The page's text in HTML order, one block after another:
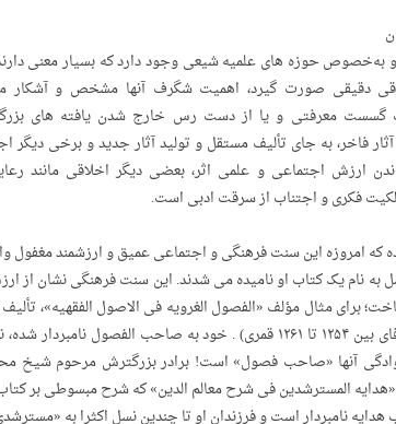
دقیقی صورت گیرد، اهمیت شگرف آنها مشخص و
گسست معرفتی و یا از دست­ رس خارج شدن یافته های
فاخر، به جای تألیف مستقل و تولید آثار جدید و برخی دیگر
ارزش اجتماعی و علمی اثر، بعضی دیگر اخلاقی مانند
فکری و اجتناب از سرقت ادبی است.
که امروزه این سنت فرهنگی و اجتماعی عمیق و ارزشمند مغفول
به نام یک کتاب او نامیده می شدند. این سنت فرهنگی نشان از
برای مثال مؤلف «الفصول الغرویه فی الاصول الفقهیه»،
الرحیم) ایوان کیفی ورامینی اصفهانی (متوفای بین ۱۲۵۴ تا ۱۲۶۱ قمری) . خود
آنها «صاحب فصول» است! برادر بزرگترش مرحوم شیخ
«هدایه المسترشدین فی شرح معالم الدین» که شرح مبسوطی بر
نامبردار است و فرزندان او تا چندین نسل اکثرا به